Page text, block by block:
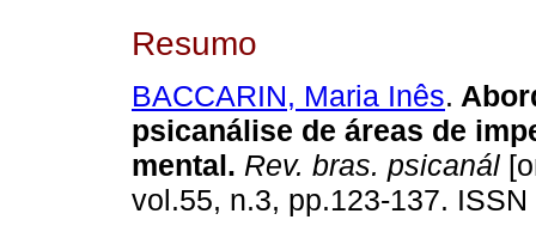
Resumo
BACCARIN, Maria Inês.
psicanálise de áreas de
mental. Rev. bras. psicanál
vol.55, n.3, pp.123-137.